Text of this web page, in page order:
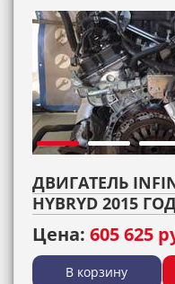
ДВИГАТЕЛЬ
HYBRYD 2015
Цена: 605 625
В корзину